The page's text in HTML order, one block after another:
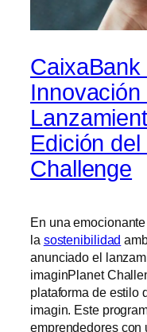
Edición
Challenge
En una
la sostenibilidad
anunciado el
imaginPlanet
plataforma de estilo
imagin. Este
emprendedores con